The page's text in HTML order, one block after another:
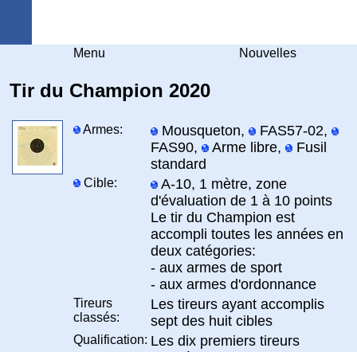
Menu Nouvelles
Tir du Champion 2020
Armes: Mousqueton,
FAS57-02,
FAS90,
Arme libre,
Fusil
standard
Cible:
A-10, 1 mètre, zone
d'évaluation de 1 à 10 points
Le tir du Champion est
accompli toutes les années en
deux catégories:
- aux armes de sport
- aux armes d'ordonnance
Tireurs
classés:
Les tireurs ayant accomplis
sept des huit cibles
Qualification: Les dix premiers tireurs